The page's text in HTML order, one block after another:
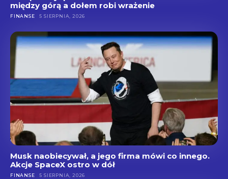
między górą a dołem robi wrażenie
FINANSE 5 SIERPNIA, 2026
Musk naobiecywał, a jego firma mówi co innego.
Akcje SpaceX ostro w dół
FINANSE 5 SIERPNIA, 2026